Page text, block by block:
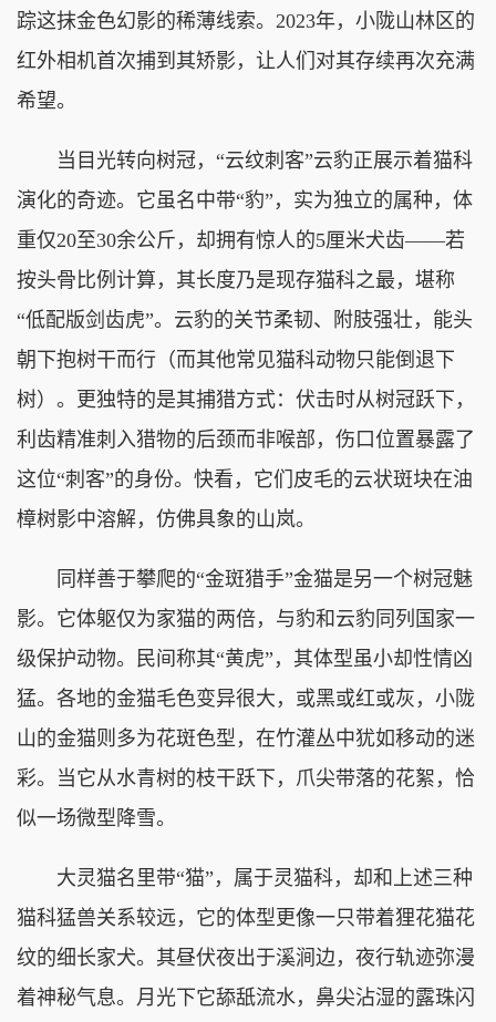
踪这抹金色幻影的稀薄线索。2023年，小陇山林区的
红外相机首次捕到其矫影，让人们对其存续再次充满
希望。
当目光转向树冠，“云纹刺客”云豹正展示着猫科
演化的奇迹。它虽名中带“豹”，实为独立的属种，体
重仅20至30余公斤，却拥有惊人的5厘米犬齿——若
按头骨比例计算，其长度乃是现存猫科之最，堪称
“低配版剑齿虎”。云豹的关节柔韧、附肢强壮，能头
朝下抱树干而行（而其他常见猫科动物只能倒退下
树）。更独特的是其捕猎方式：伏击时从树冠跃下，
利齿精准刺入猎物的后颈而非喉部，伤口位置暴露了
这位“刺客”的身份。快看，它们皮毛的云状斑块在油
樟树影中溶解，仿佛具象的山岚。
同样善于攀爬的“金斑猎手”金猫是另一个树冠魅
影。它体躯仅为家猫的两倍，与豹和云豹同列国家一
级保护动物。民间称其“黄虎”，其体型虽小却性情凶
猛。各地的金猫毛色变异很大，或黑或红或灰，小陇
山的金猫则多为花斑色型，在竹灌丛中犹如移动的迷
彩。当它从水青树的枝干跃下，爪尖带落的花絮，恰
似一场微型降雪。
大灵猫名里带“猫”，属于灵猫科，却和上述三种
猫科猛兽关系较远，它的体型更像一只带着狸花猫花
纹的细长家犬。其昼伏夜出于溪涧边，夜行轨迹弥漫
着神秘气息。月光下它舔舐流水，鼻尖沾湿的露珠闪